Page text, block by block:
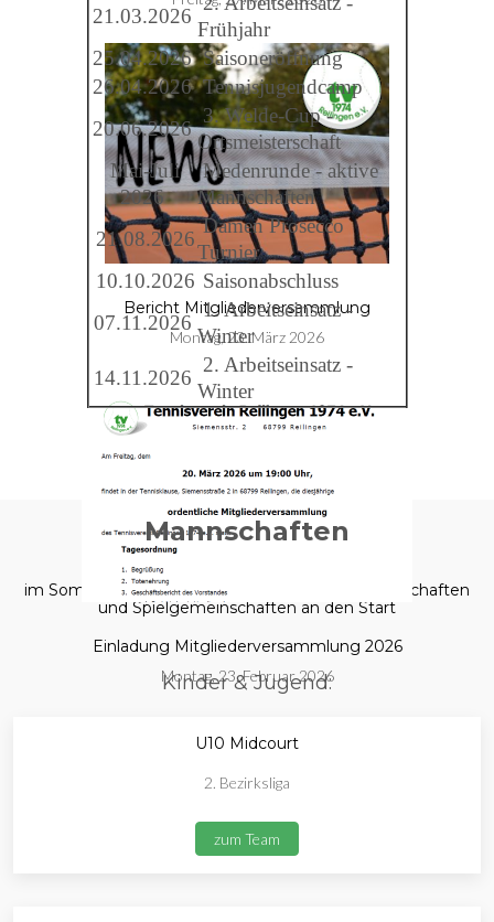
Bericht Mitgliederversammlung
Montag, 23. März 2026
Einladung Mitgliederversammlung 2026
Montag, 23. Februar 2026
21.03.2026
Frühjahr
25.04.2026 Saisoneröffnung
26.04.2026 Tennisjugendcamp
20.06.2026
3. Welde-Cup -
Ortsmeisterschaft
Mai-Juli
2026
Medenrunde - aktive
Mannschaften
21.08.2026
Damen Prosecco
Turnier
10.10.2026 Saisonabschluss
07.11.2026
1. Arbeitseinsatz -
Winter
14.11.2026
2. Arbeitseinsatz -
Winter
Mannschaften
im Sommer 2025 gehen wir mit folgenden Mannschaften
und Spielgemeinschaften an den Start
Kinder & Jugend:
U10 Midcourt
2. Bezirksliga
zum Team